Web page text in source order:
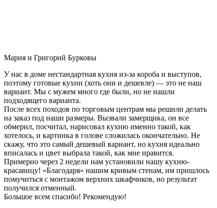
Мария и Григорий Бурковы
У нас в доме нестандартная кухня из-за короба и выступов,
поэтому готовые кухни (хоть они и дешевле) — это не наш
вариант. Мы с мужем много где были, но не нашли
подходящего варианта.
После всех походов по торговым центрам мы решили делать
на заказ под наши размеры. Вызвали замерщика, он все
обмерил, посчитал, нарисовал кухню именно такой, как
хотелось, и картинка в голове сложилась окончательно. Не
скажу, что это самый дешевый вариант, но кухня идеально
вписалась и цвет выбрала такой, как мне нравится.
Примерно через 2 недели нам установили нашу кухню-
красавицу! «Благодаря» нашим кривым стенам, им пришлось
помучиться с монтажом верхних шкафчиков, но результат
получился отменный.
Большое всем спасибо! Рекомендую!